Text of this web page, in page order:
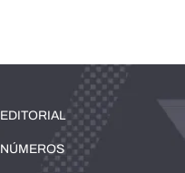
EDITORIAL
NÚMEROS